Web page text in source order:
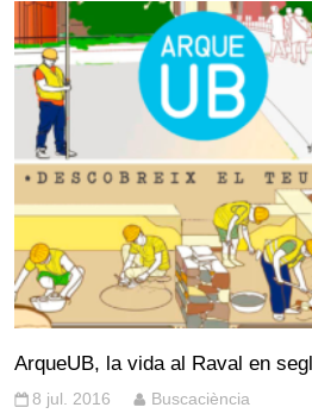
ArqueUB, la vida al Raval en
8 jul. 2016 Buscaciència